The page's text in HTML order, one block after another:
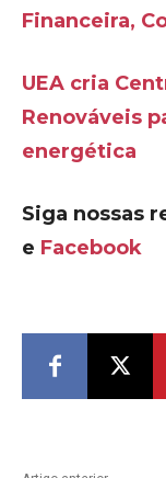
Financeira,
UEA cria
Renováveis
energética
Siga nossas
e Facebook